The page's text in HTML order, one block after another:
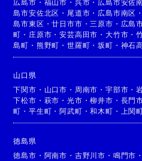
広島市 ・ 福山市 ・ 呉市 ・ 広島市安佐
島市安佐北区 ・ 尾道市 ・ 広島市南区 ・
島市東区 ・廿日市市 ・ 三原市 ・ 広島
町 ・ 庄原市 ・安芸高田市 ・大竹市 ・
島町 ・ 熊野町 ・世羅町 ・坂町 ・ 神石
山口県
下関市 ・ 山口市 ・ 周南市 ・宇部市 ・
下松市 ・ 萩市 ・光市 ・柳井市 ・ 長門
町 ・平生町 ・阿武町 ・和木町 ・ 上関
徳島県
徳島市 ・ 阿南市 ・ 吉野川市 ・ 鳴門市